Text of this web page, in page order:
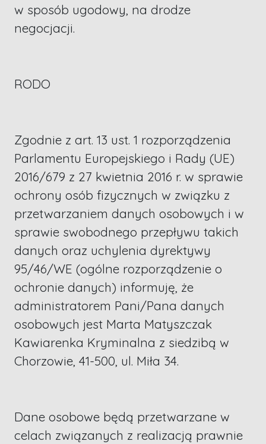
w sposób ugodowy, na drodze
negocjacji.
RODO
Zgodnie z art. 13 ust. 1 rozporządzenia
Parlamentu Europejskiego i Rady (UE)
2016/679 z 27 kwietnia 2016 r. w sprawie
ochrony osób fizycznych w związku z
przetwarzaniem danych osobowych i w
sprawie swobodnego przepływu takich
danych oraz uchylenia dyrektywy
95/46/WE (ogólne rozporządzenie o
ochronie danych) informuję, że
administratorem Pani/Pana danych
osobowych jest Marta Matyszczak
Kawiarenka Kryminalna z siedzibą w
Chorzowie, 41-500, ul. Miła 34.
Dane osobowe będą przetwarzane w
celach związanych z realizacją prawnie